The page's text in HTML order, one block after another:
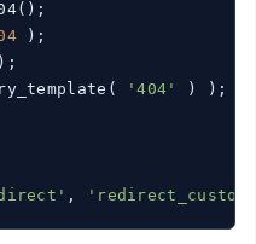
);
'404'
) );
,